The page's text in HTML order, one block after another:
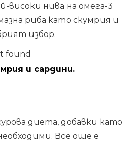
високи нива на омега-3
риба като скумрия и
избор.
found
и сардини.
диета, добавки като
Все още е